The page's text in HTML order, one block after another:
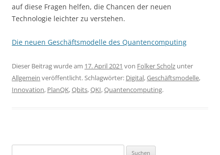
auf diese Fragen helfen, die Chancen der neuen
Technologie leichter zu verstehen.
Die neuen Geschäftsmodelle des Quantencomputing
Dieser Beitrag wurde am 17. April 2021 von Folker Scholz unter
Allgemein veröffentlicht. Schlagwörter: Digital,Geschäftsmodelle,
Innovation, PlanQK,Qbits,QKI,Quantencomputing.